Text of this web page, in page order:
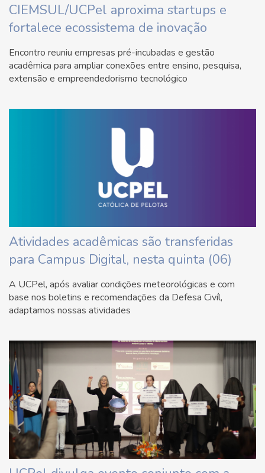
CIEMSUL/UCPel aproxima startups e
fortalece ecossistema de inovação
Encontro reuniu empresas pré-incubadas e gestão
acadêmica para ampliar conexões entre ensino, pesquisa,
extensão e empreendedorismo tecnológico
Atividades acadêmicas são transferidas
para Campus Digital, nesta quinta (06)
A UCPel, após avaliar condições meteorológicas e com
base nos boletins e recomendações da Defesa Civíl,
adaptamos nossas atividades